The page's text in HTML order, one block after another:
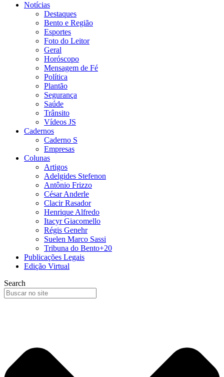
Notícias
Destaques
Bento e Região
Esportes
Foto do Leitor
Geral
Horóscopo
Mensagem de Fé
Política
Plantão
Segurança
Saúde
Trânsito
Vídeos JS
Cadernos
Caderno S
Empresas
Colunas
Artigos
Adelgides Stefenon
Antônio Frizzo
César Anderle
Clacir Rasador
Henrique Alfredo
Itacyr Giacomello
Régis Genehr
Suelen Marco Sassi
Tribuna do Bento+20
Publicações Legais
Edição Virtual
Search